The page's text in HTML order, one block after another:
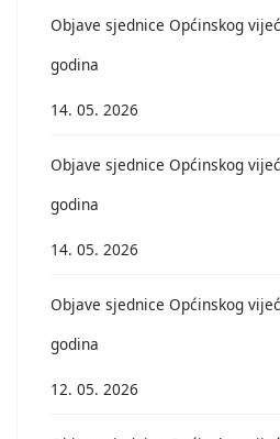
Objave sjednice Općinskog
godina
14. 05. 2026
Objave sjednice Općinskog
godina
14. 05. 2026
Objave sjednice Općinskog
godina
12. 05. 2026